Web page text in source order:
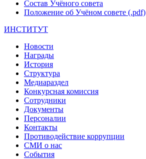
Состав Учёного совета
Положение об Учёном совете (.pdf)
ИНСТИТУТ
Новости
Награды
История
Структура
Медиараздел
Конкурсная комиссия
Сотрудники
Документы
Персоналии
Контакты
Противодействие коррупции
СМИ о нас
События